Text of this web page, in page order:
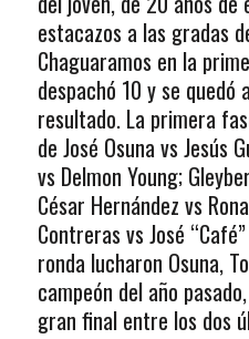
estacazos a las gradas
Chaguaramos en la
despachó 10 y se
resultado. La primera
de José Osuna vs Jesús
vs Delmon Young;
César Hernández vs
Contreras vs José
ronda lucharon Osuna,
campeón del año
gran final entre los dos